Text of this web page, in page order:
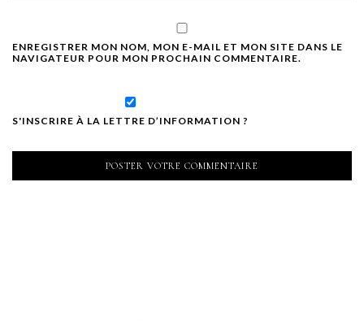
ENREGISTRER MON NOM, MON E-MAIL ET MON SITE DANS LE
NAVIGATEUR POUR MON PROCHAIN COMMENTAIRE.
S'INSCRIRE À LA LETTRE D’INFORMATION ?